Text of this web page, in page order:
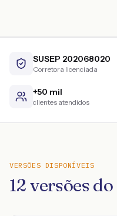
SUSEP 202068020
Corretora licenciada
+50 mil
clientes atendidos
VERSÕES DISPONÍVEIS
12versões do